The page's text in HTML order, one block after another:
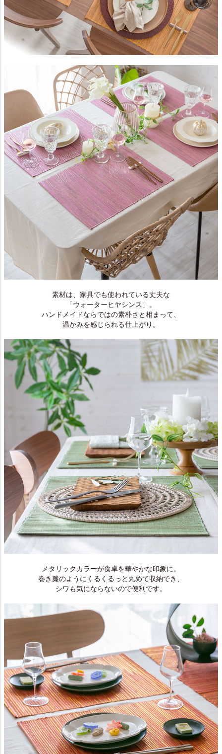
素材は、家具でも使われている丈夫な
「ウォーターヒヤシンス」。
ハンドメイドならではの素朴さと相まって、
温かみを感じられる仕上がり。
メタリックカラーが食卓を華やかな印象に。
巻き簾のようにくるくるっと丸めて収納でき、
シワも気にならないので便利です。